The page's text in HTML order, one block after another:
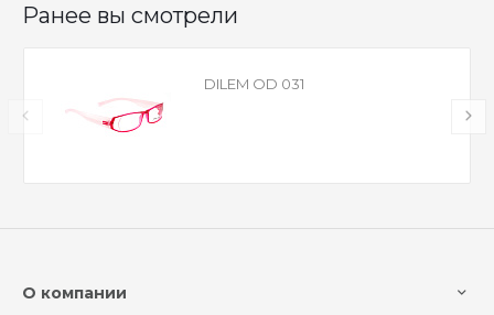
Ранее вы смотрели
DILEM OD 031
О компании